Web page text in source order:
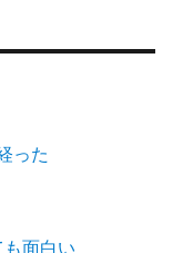
った
面白い